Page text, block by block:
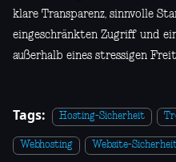
klare Transparenz, sinnvolle
eingeschränkten Zugriff und
außerhalb eines stressigen
Tags: Hosting-Sicherheit
Webhosting Website-